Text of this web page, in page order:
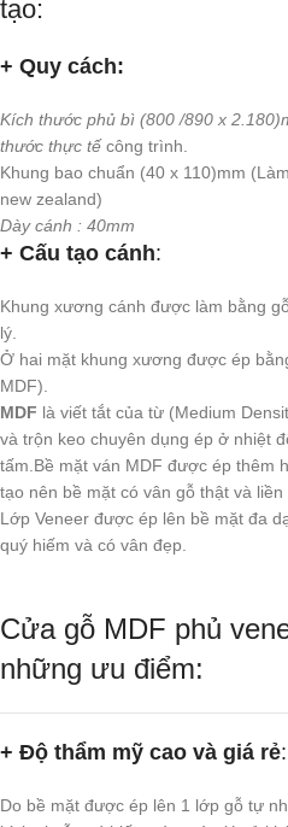
tạo:
+ Quy cách:
Kích thước phủ bì (800 /890 x
thước thực tếcông trình.
Khung bao chuẩn (40 x 110)mm
new zealand)
Dày cánh : 40mm
+ Cấu tạo cánh:
Khung xương cánh được làm bằng
lý.
Ở hai mặt khung xương được ép
MDF).
MDF là viết tắt của từ (Medium
và trộn keo chuyên dụng ép ở nhiệt
tấm.Bề mặt ván MDF được ép thêm
tạo nên bề mặt có vân gỗ thật và liền
Lớp Veneer được ép lên bề mặt đa
quý hiếm và có vân đẹp.
Cửa gỗ MDF phủ
những ưu điểm:
+ Độ thẩm mỹ cao và giá rẻ:
Do bề mặt được ép lên 1 lớp gỗ tự